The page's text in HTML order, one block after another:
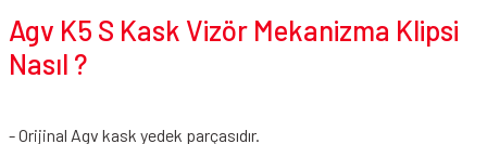
Agv K5 S Kask Vizör Mekanizma Klipsi
Nasıl ?
- Orijinal Agv kask yedek parçasıdır.